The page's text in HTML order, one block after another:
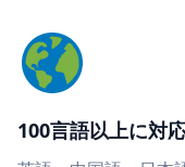
100言語以上に対